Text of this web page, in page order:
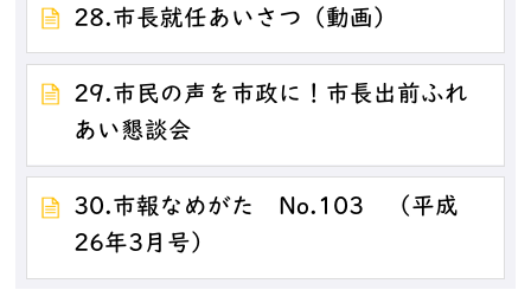
28.市長就任あいさつ（動画）
29.市民の声を市政に！市長出前ふれ
あい懇談会
30.市報なめがた No.103 （平成
26年3月号）